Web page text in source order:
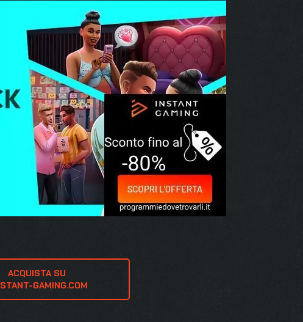
ACQUISTA SU
GAMING.COM